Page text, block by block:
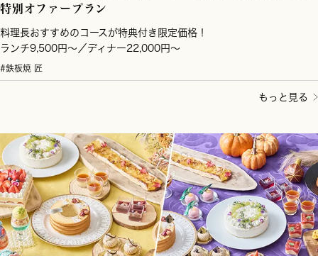
特別オファープラン
料理長おすすめのコースが特典付き限定価格！
ランチ9,500円～／ディナー22,000円～
#鉄板焼 匠
もっと見る